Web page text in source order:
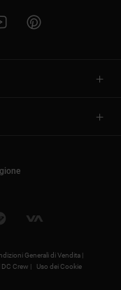
Generali di Vendita |
Crew |
Uso dei Cookie